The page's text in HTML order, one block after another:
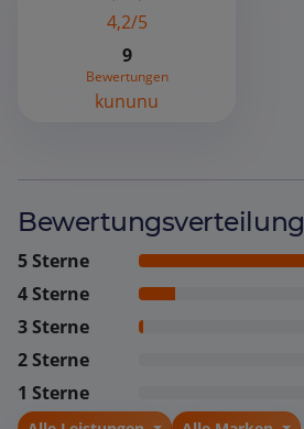
4,2/5
9
Bewertungen
kununu
Bewertungsverteilung
5 Sterne
4 Sterne
3 Sterne
2 Sterne
1 Sterne